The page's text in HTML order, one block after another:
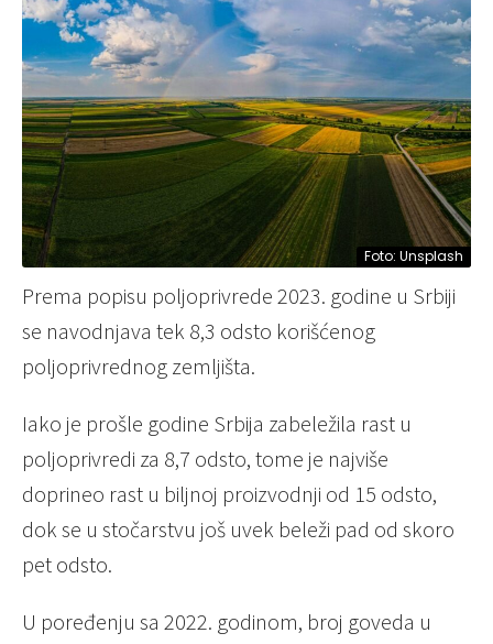
Foto: Unsplash
Prema popisu poljoprivrede 2023. godine u Srbiji
se navodnjava tek 8,3 odsto korišćenog
poljoprivrednog zemljišta.
Iako je prošle godine Srbija zabeležila rast u
poljoprivredi za 8,7 odsto, tome je najviše
doprineo rast u biljnoj proizvodnji od 15 odsto,
dok se u stočarstvu još uvek beleži pad od skoro
pet odsto.
U poređenju sa 2022. godinom, broj goveda u